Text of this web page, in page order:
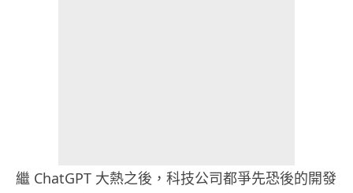
繼 ChatGPT 大熱之後，科技公司都爭先恐後的開發